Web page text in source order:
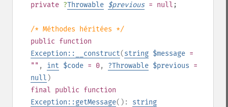
private ?Throwable $previous= null ;
/* Méthodes héritées */
public function
Exception::__construct(string $message =
"" , int $code = 0, ?Throwable $previous =
null )
final public function
Exception::getMessage(): string